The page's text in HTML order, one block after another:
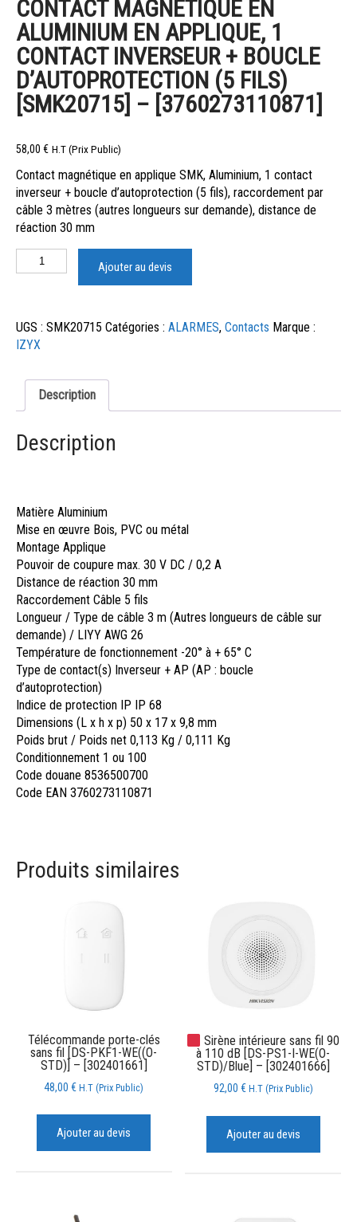
CONTACT MAGNÉTIQUE EN
ALUMINIUM EN APPLIQUE, 1
CONTACT INVERSEUR + BOUCLE
D’AUTOPROTECTION (5 FILS)
[SMK20715] – [3760273110871]
58,00 € H.T (Prix Public)
Contact magnétique en applique SMK, Aluminium, 1 contact
inverseur + boucle d’autoprotection (5 fils), raccordement par
câble 3 mètres (autres longueurs sur demande), distance de
réaction 30 mm
Ajouter au devis
UGS : SMK20715 Catégories : ALARMES, Contacts Marque :
IZYX
Description
Description
Matière Aluminium
Mise en œuvre Bois, PVC ou métal
Montage Applique
Pouvoir de coupure max. 30 V DC / 0,2 A
Distance de réaction 30 mm
Raccordement Câble 5 fils
Longueur / Type de câble 3 m (Autres longueurs de câble sur
demande) / LIYY AWG 26
Température de fonctionnement -20° à + 65° C
Type de contact(s) Inverseur + AP (AP : boucle
d’autoprotection)
Indice de protection IP IP 68
Dimensions (L x h x p) 50 x 17 x 9,8 mm
Poids brut / Poids net 0,113 Kg / 0,111 Kg
Conditionnement 1 ou 100
Code douane 8536500700
Code EAN 3760273110871
Produits similaires
Télécommande porte-clés
sans fil [DS-PKF1-WE((O-
STD)] – [302401661]
48,00€ H.T (Prix Public)
Ajouter au devis
Sirène intérieure sans fil 90
à 110 dB [DS-PS1-I-WE(O-
STD)/Blue] – [302401666]
92,00 € H.T (Prix Public)
Ajouter au devis